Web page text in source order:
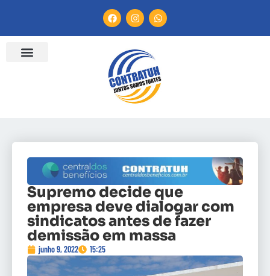
Supremo decide que
empresa deve dialogar com
sindicatos antes de fazer
demissão em massa
junho 9, 2022 15:25